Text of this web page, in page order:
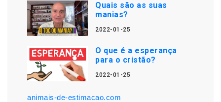
Quais são as suas
manias?
2022-01-25
O que é a esperança
para o cristão?
2022-01-25
animais-de-estimacao.com